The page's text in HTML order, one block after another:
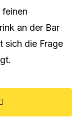
an der Bar
sich die Frage